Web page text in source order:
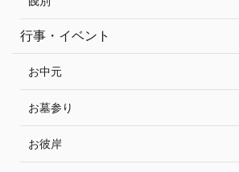
行事・イベント
お中元
お墓参り
お彼岸